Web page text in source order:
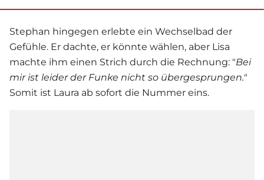
Stephan hingegen erlebte ein Wechselbad der
Gefühle. Er dachte, er könnte wählen, aber Lisa
machte ihm einen Strich durch die Rechnung: "Bei
mir ist leider der Funke nicht so übergesprungen."
Somit ist Laura ab sofort die Nummer eins.